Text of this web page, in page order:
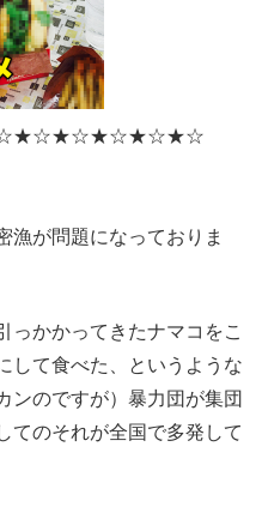
漁が問題になっておりま
っかかってきたナマコをこ
して食べた、というような
ンのですが）暴力団が集団
てのそれが全国で多発して